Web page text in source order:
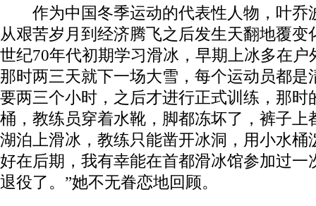
作为中国冬季运动的代表性人物，叶乔
从艰苦岁月到经济腾飞之后发生天翻地覆变
世纪70年代初期学习滑冰，早期上冰多在户
那时两三天就下一场大雪，每个运动员都是
要两三个小时，之后才进行正式训练，那时
桶，教练员穿着水靴，脚都冻坏了，裤子上
湖泊上滑冰，教练只能凿开冰洞，用小水桶
好在后期，我有幸能在首都滑冰馆参加过一
退役了。”她不无眷恋地回顾。